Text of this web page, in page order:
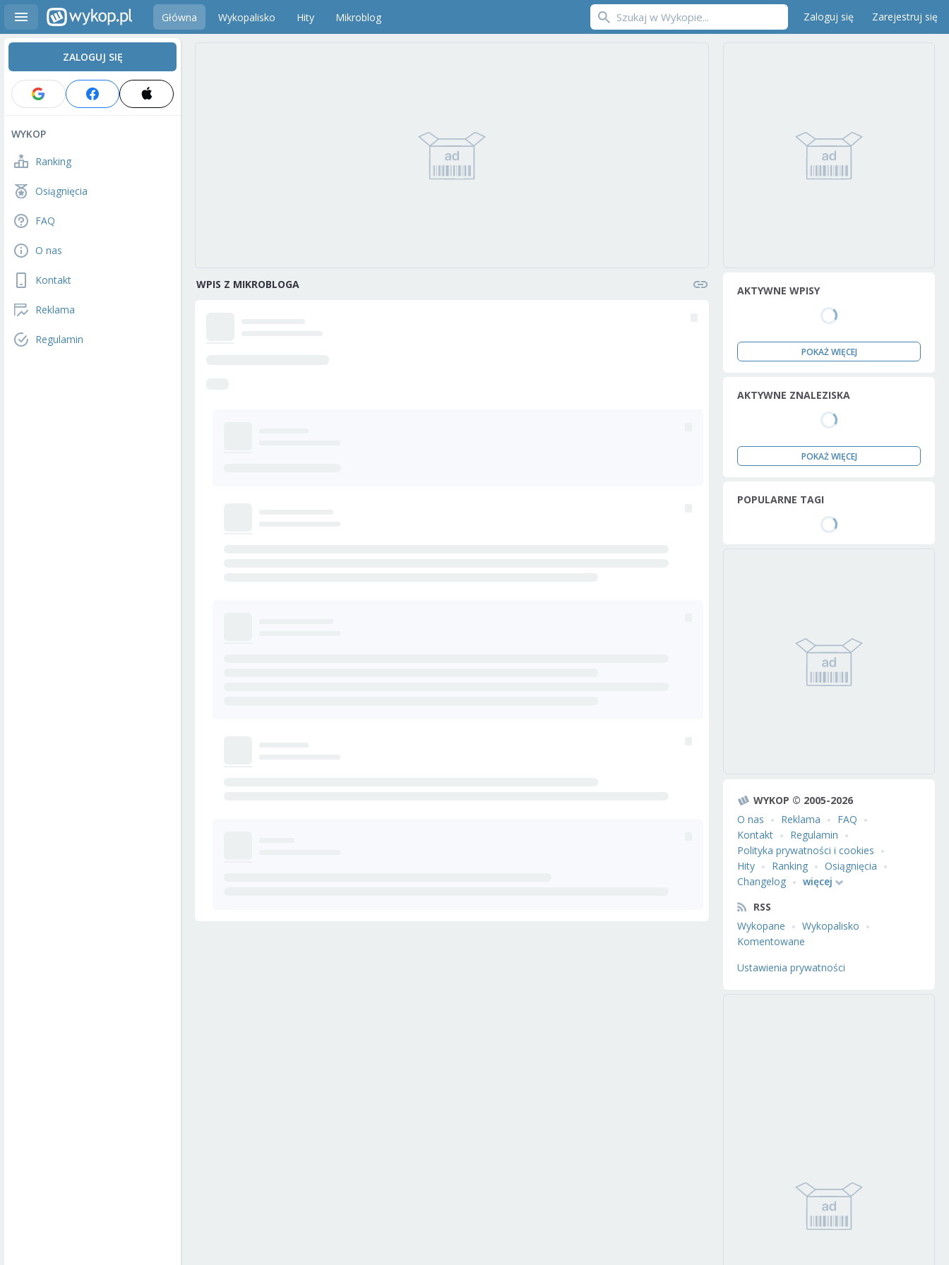
Główna Wykopalisko Hity Mikroblog Zaloguj się Zarejestruj się
ZALOGUJ SIĘ
WYKOP
Ranking
Osiągnięcia
FAQ
O nas
Kontakt
Reklama
Regulamin
WPIS Z MIKROBLOGA AKTYWNE WPISY
POKAŻ WIĘCEJ
AKTYWNE ZNALEZISKA
POKAŻ WIĘCEJ
POPULARNE TAGI
WYKOP © 2005-2026
O nas
Reklama
FAQ
Kontakt
Regulamin
Polityka prywatności i cookies
Hity
Ranking
Osiągnięcia
Changelog
więcej
RSS
Wykopane
Wykopalisko
Komentowane
Ustawienia prywatności